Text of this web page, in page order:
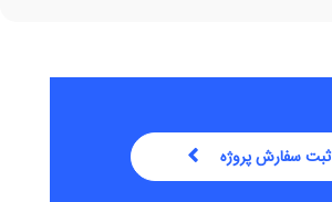
ثبت سفارش پروژه